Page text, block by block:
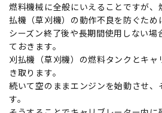
燃料機械に全般にいえることですが、
払機（草刈機）の動作不良を防ぐため
シーズン終了後や長期間使用しない場
ておきます。
刈払機（草刈機）の燃料タンクとキ
き取ります。
続いて空のままエンジンを始動させ、
す。